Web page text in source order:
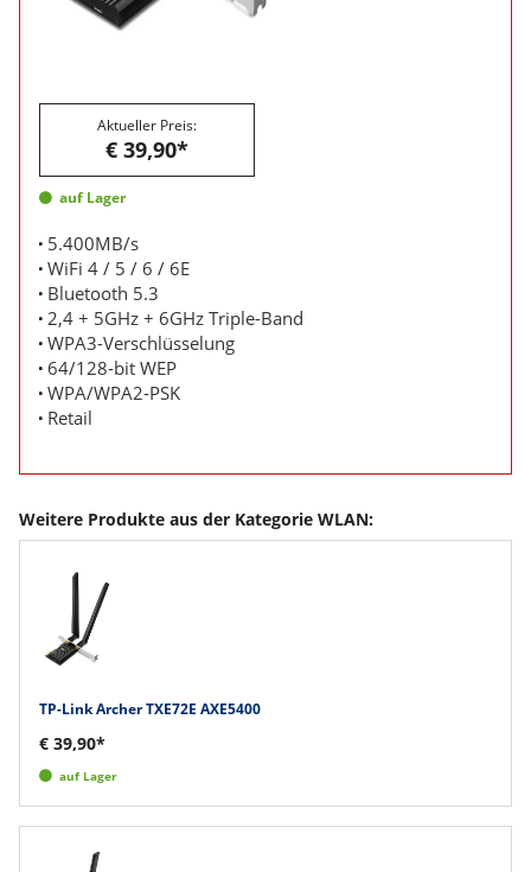
Aktueller Preis:
€ 39,90*
auf Lager
5.400MB/s
WiFi 4 / 5 / 6 / 6E
Bluetooth 5.3
2,4 + 5GHz + 6GHz Triple-Band
WPA3-Verschlüsselung
64/128-bit WEP
WPA/WPA2-PSK
Retail
Weitere Produkte aus der Kategorie WLAN:
TP-Link Archer TXE72E AXE5400
€ 39,90*
auf Lager